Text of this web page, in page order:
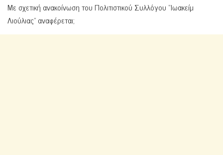
Με σχετική ανακοίνωση του Πολιτιστικού Συλλόγου “Ιωακείμ
Λιούλιας” αναφέρεται;